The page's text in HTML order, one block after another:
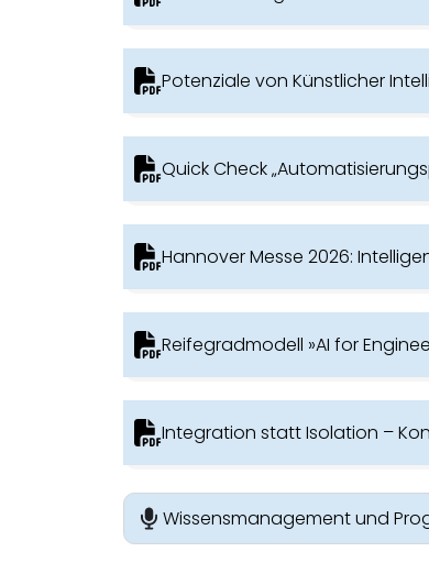
Potenziale von Künstlicher
Quick Check
Hannover Messe 2026:
Reifegradmodell »AI for
Integration statt Isolation –
Wissensmanagement und